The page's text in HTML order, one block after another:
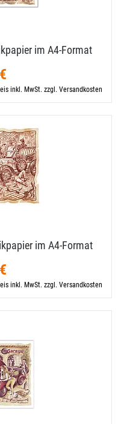
im A4-​Format
inkl. MwSt. zzgl. Versandkosten
im A4-​Format
inkl. MwSt. zzgl. Versandkosten